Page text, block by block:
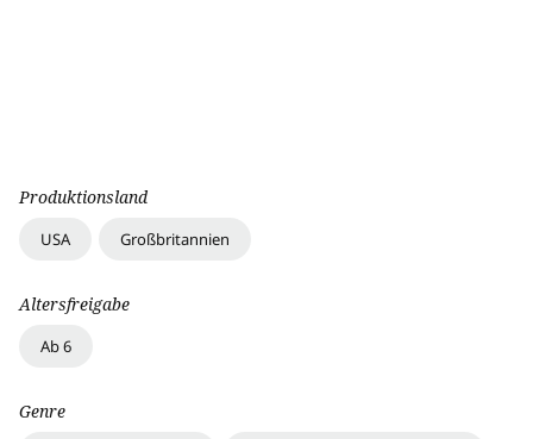
Produktionsland
USA Großbritannien
Altersfreigabe
Ab 6
Genre